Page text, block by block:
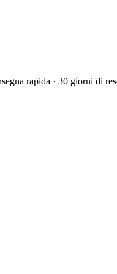
rapida · 30 giorni di